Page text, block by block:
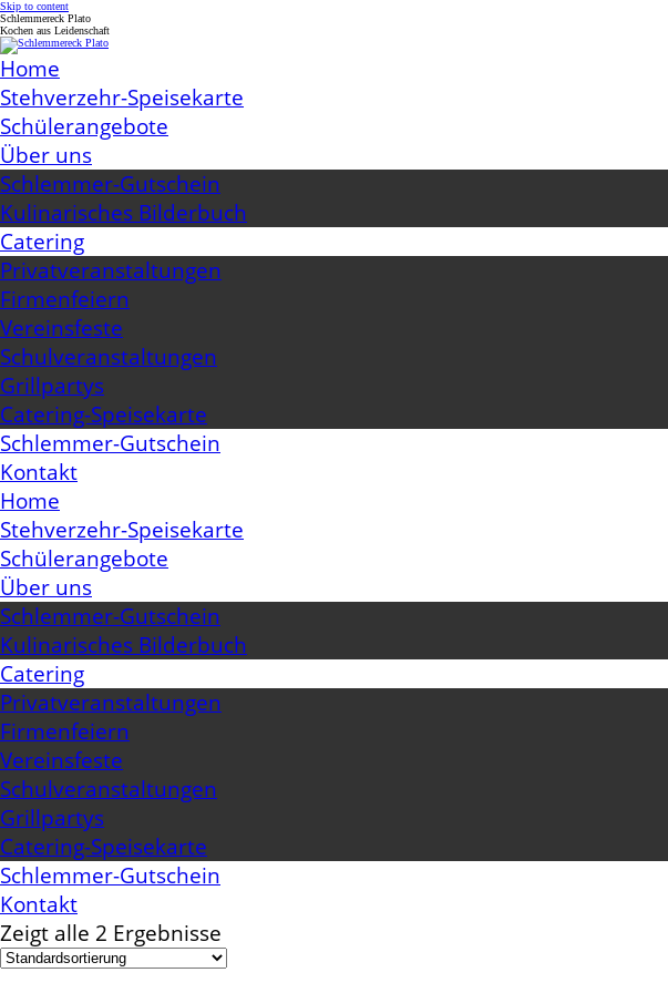
Skip to content
Schlemmereck Plato
Kochen aus Leidenschaft
Home
Stehverzehr-Speisekarte
Schülerangebote
Über uns
Schlemmer-Gutschein
Kulinarisches Bilderbuch
Catering
Privatveranstaltungen
Firmenfeiern
Vereinsfeste
Schulveranstaltungen
Grillpartys
Catering-Speisekarte
Schlemmer-Gutschein
Kontakt
Home
Stehverzehr-Speisekarte
Schülerangebote
Über uns
Schlemmer-Gutschein
Kulinarisches Bilderbuch
Catering
Privatveranstaltungen
Firmenfeiern
Vereinsfeste
Schulveranstaltungen
Grillpartys
Catering-Speisekarte
Schlemmer-Gutschein
Kontakt
Zeigt alle 2 Ergebnisse